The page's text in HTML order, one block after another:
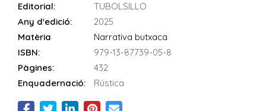
Editorial:
TUBOLSILLO
Any d'edició:
2025
Matèria
Narrativa butxaca
ISBN:
979-13-87739-05-8
Pàgines:
432
Enquadernació:
Rústica